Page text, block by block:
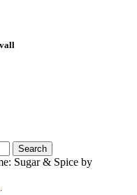
Sugar & Spice by
.